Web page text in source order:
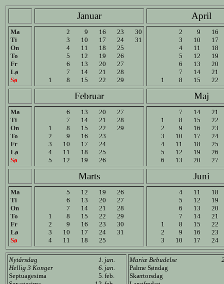
Januar April
Ma
Ti
On
To
Fr
Lø
Sø
1
2
3
4
5
6
7
8
9
10
11
12
13
14
15
16
17
18
19
20
21
22
23
24
25
26
27
28
29
30
31
1
2
3
4
5
6
7
8
9
10
11
12
13
14
15
16
17
18
19
20
21
22
Februar Maj
Ma
Ti
On
To
Fr
Lø
Sø
1
2
3
4
5
6
7
8
9
10
11
12
13
14
15
16
17
18
19
20
21
22
23
24
25
26
27
28
29
1
2
3
4
5
6
7
8
9
10
11
12
13
14
15
16
17
18
19
20
21
22
23
24
25
26
27
Marts Juni
Ma
Ti
On
To
Fr
Lø
Sø
1
2
3
4
5
6
7
8
9
10
11
12
13
14
15
16
17
18
19
20
21
22
23
24
25
26
27
28
29
30
31
1
2
3
4
5
6
7
8
9
10
11
12
13
14
15
16
17
18
19
20
21
22
23
24
Nytårsdag
Hellig 3 Konger
Septuagesima
1.
6.
5.
jan.
jan.
feb.
Mariæ Bebudelse
Palme Søndag
Skærtorsdag